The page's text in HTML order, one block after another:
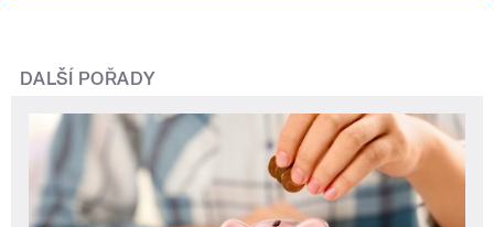
DALŠÍ POŘADY